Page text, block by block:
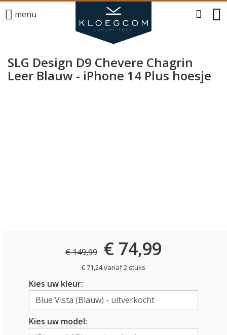
menu
SLG Design D9 Chevere Chagrin
Leer Blauw - iPhone 14 Plus hoesje
€ 149,99 € 74,99
€ 71,24 vanaf 2 stuks
Kies uw kleur:
Kies uw model: